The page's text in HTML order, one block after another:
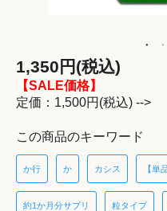
1,350円(税込)
【SALE価格】
定価：1,500円(税込) -->
この商品のキーワード
か行 か カシス 【単
約1か月分サプリ 粒タイプ